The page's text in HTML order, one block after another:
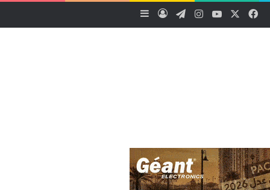
فيسبوك ‫YouTubeانستقرامتيلقرامتسجيل الدخول